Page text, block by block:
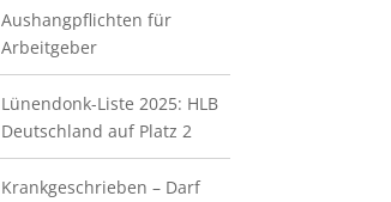
Aushangpflichten für
Arbeitgeber
Lünendonk-Liste 2025: HLB
Deutschland auf Platz 2
Krankgeschrieben – Darf